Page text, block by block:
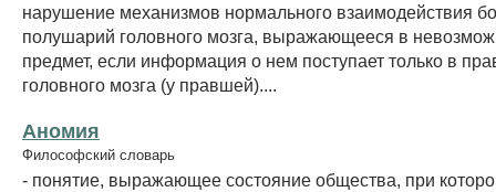
нарушение механизмов нормального взаимодействия
полушарий головного мозга, выражающееся в
предмет, если информация о нем поступает только в
головного мозга (у правшей)....
Аномия
Философский словарь
- понятие, выражающее состояние общества, при